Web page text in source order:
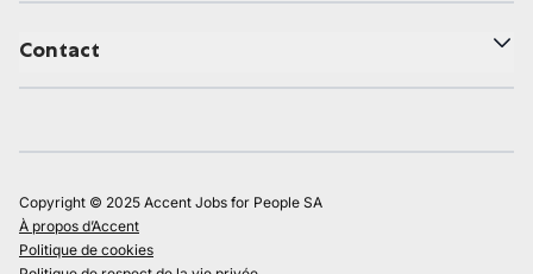
Contact
Copyright © 2025 Accent Jobs for People SA
À propos d’Accent
Politique de cookies